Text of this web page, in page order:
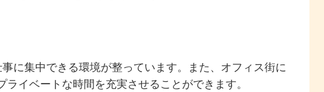
に集中できる環境が整っています。また、オフィス街に
イベートな時間を充実させることができます。